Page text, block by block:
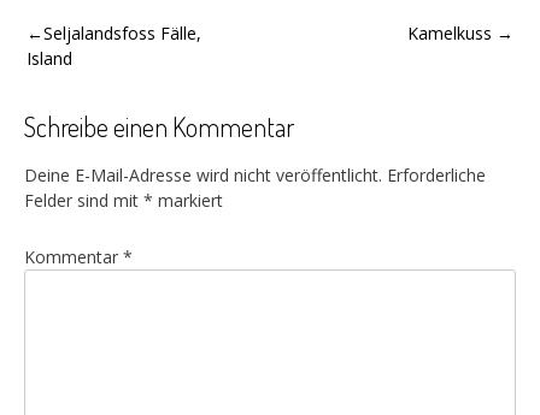
Kamelkuss
Seljalandsfoss Fälle,
Island
Schreibe einen Kommentar
Deine E-Mail-Adresse wird nicht veröffentlicht. Erforderliche
Felder sind mit * markiert
Kommentar *